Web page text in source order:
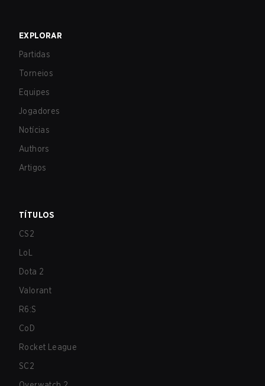
EXPLORAR
Partidas
Torneios
Equipes
Jogadores
Notícias
Authors
Artigos
TÍTULOS
CS2
LoL
Dota 2
Valorant
R6:S
CoD
Rocket League
SC2